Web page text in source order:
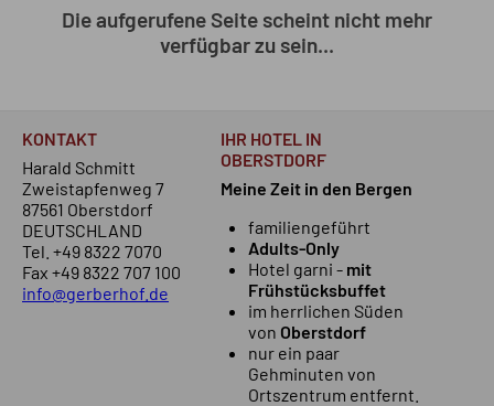
Wohnen
Freizeit
Extras
Die aufgerufene Seite scheint nicht mehr
verfügbar zu sein...
KONTAKT
Harald Schmitt
Zweistapfenweg 7
87561 Oberstdorf
DEUTSCHLAND
Tel. +49 8322 7070
Fax +49 8322 707 100
info@gerberhof.de
IHR HOTEL IN
OBERSTDORF
Meine Zeit in den Bergen
familiengeführt
Adults-Only
Hotel garni - mit
Frühstücksbuffet
im herrlichen Süden
von Oberstdorf
nur ein paar
Gehminuten von
Ortszentrum entfernt.